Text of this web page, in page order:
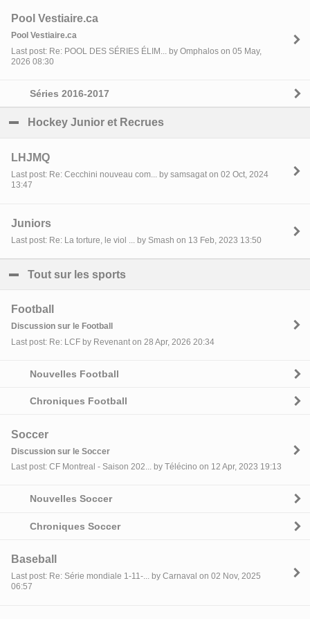
Pool Vestiaire.ca
Pool Vestiaire.ca
Last post: Re: POOL DES SÉRIES ÉLIM... by Omphalos on 05 May,
2026 08:30
Séries 2016-2017
Hockey Junior et Recrues
LHJMQ
Last post: Re: Cecchini nouveau com... by samsagat on 02 Oct, 2024
13:47
Juniors
Last post: Re: La torture, le viol ... by Smash on 13 Feb, 2023 13:50
Tout sur les sports
Football
Discussion sur le Football
Last post: Re: LCF by Revenant on 28 Apr, 2026 20:34
Nouvelles Football
Chroniques Football
Soccer
Discussion sur le Soccer
Last post: CF Montreal - Saison 202... by Télécino on 12 Apr, 2023 19:13
Nouvelles Soccer
Chroniques Soccer
Baseball
Last post: Re: Série mondiale 1-11-... by Carnaval on 02 Nov, 2025
06:57